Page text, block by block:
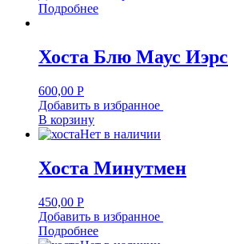
Подробнее
Хоста Блю Маус Иэрс
600,00 Р
Добавить в избранное
В корзину
Нет в наличии
Хоста Минутмен
450,00 Р
Добавить в избранное
Подробнее